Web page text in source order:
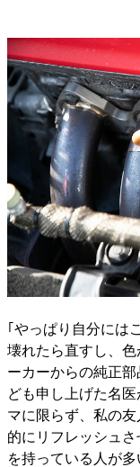
｢やっぱり自分には
壊れたら直すし、
ーカーからの純正
ども申し上げた名
マに限らず、私の
的にリフレッシュ
を持っている人が